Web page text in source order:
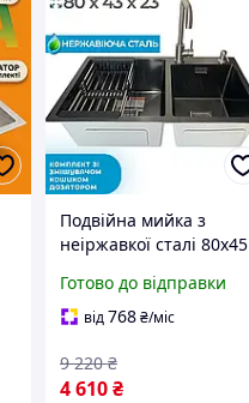
Подвійна мийка з
неіржавкої сталі 80х45
неіржавкої сталі на два
відділення + змішувач
Готово до відправки
від768 ₴/міс
4 610 ₴
9 220 ₴